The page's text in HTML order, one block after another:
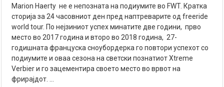
Marion Haerty не е непозната на подиумите во FWT. Кратка
сторија за 24 часовниот ден пред наптреварите од freeride
world tour. По нејзиниот успех минатите две години, прво
место во 2017 година и второ во 2018 година, 27-
годишната француска сноубордерка го повтори успехот со
подиумите и оваа сезона на светски познатиот Xtreme
Verbier и го зацементира своето место во врвот на
фрирајдот. …